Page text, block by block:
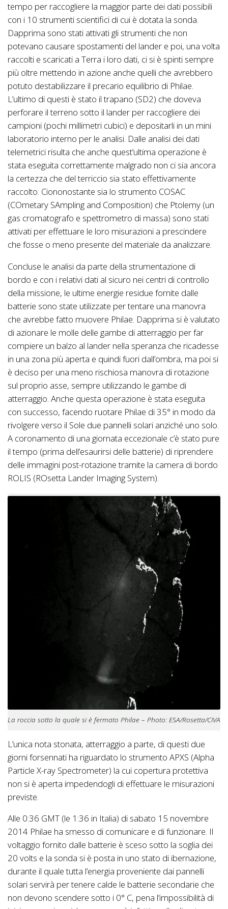
tempo per raccogliere la maggior parte dei dati possibili
con i 10 strumenti scientifici di cui è dotata la sonda.
Dapprima sono stati attivati gli strumenti che non
potevano causare spostamenti del lander e poi, una volta
raccolti e scaricati a Terra i loro dati, ci si è spinti sempre
più oltre mettendo in azione anche quelli che avrebbero
potuto destabilizzare il precario equilibrio di Philae.
L’ultimo di questi è stato il trapano (SD2) che doveva
perforare il terreno sotto il lander per raccogliere dei
campioni (pochi millimetri cubici) e depositarli in un mini
laboratorio interno per le analisi. Dalle analisi dei dati
telemetrici risulta che anche quest’ultima operazione è
stata eseguita correttamente malgrado non ci sia ancora
la certezza che del terriccio sia stato effettivamente
raccolto. Ciononostante sia lo strumento COSAC
(COmetary SAmpling and Composition) che Ptolemy (un
gas cromatografo e spettrometro di massa) sono stati
attivati per effettuare le loro misurazioni a prescindere
che fosse o meno presente del materiale da analizzare.
Concluse le analisi da parte della strumentazione di
bordo e con i relativi dati al sicuro nei centri di controllo
della missione, le ultime energie residue fornite dalle
batterie sono state utilizzate per tentare una manovra
che avrebbe fatto muovere Philae. Dapprima si è valutato
di azionare le molle delle gambe di atterraggio per far
compiere un balzo al lander nella speranza che ricadesse
in una zona più aperta e quindi fuori dall’ombra, ma poi si
è deciso per una meno rischiosa manovra di rotazione
sul proprio asse, sempre utilizzando le gambe di
atterraggio. Anche questa operazione è stata eseguita
con successo, facendo ruotare Philae di 35° in modo da
rivolgere verso il Sole due pannelli solari anziché uno solo.
A coronamento di una giornata eccezionale c’è stato pure
il tempo (prima dell’esaurirsi delle batterie) di riprendere
delle immagini post-rotazione tramite la camera di bordo
ROLIS (ROsetta Lander Imaging System).
La roccia sotto la quale si è fermato Philae – Photo: ESA/Rosetta/CIVA
L’unica nota stonata, atterraggio a parte, di questi due
giorni forsennati ha riguardato lo strumento APXS (Alpha
Particle X-ray Spectrometer) la cui copertura protettiva
non si è aperta impedendogli di effettuare le misurazioni
previste.
Alle 0:36 GMT (le 1:36 in Italia) di sabato 15 novembre
2014 Philae ha smesso di comunicare e di funzionare. Il
voltaggio fornito dalle batterie è sceso sotto la soglia dei
20 volts e la sonda si è posta in uno stato di ibernazione,
durante il quale tutta l’energia proveniente dai pannelli
solari servirà per tenere calde le batterie secondarie che
non devono scendere sotto i 0° C, pena l’impossibilità di